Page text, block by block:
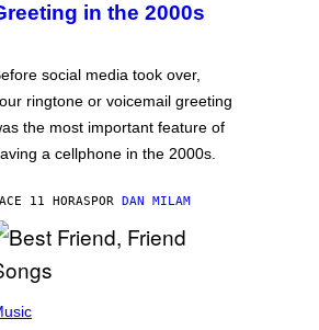
in the 2000s
social media took over,
ringtone or voicemail greeting
the most important feature of
a cellphone in the 2000s.
11 HORASPOR DAN MILAM